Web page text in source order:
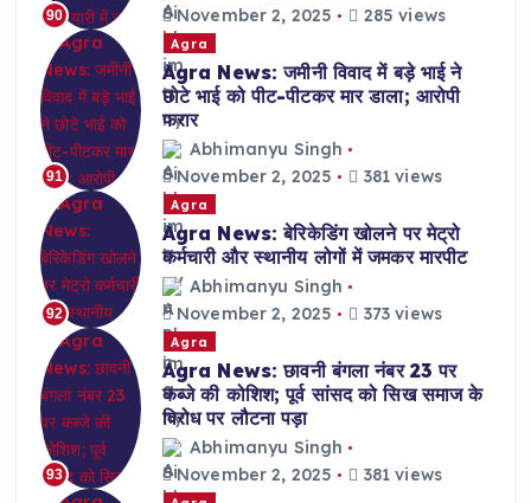
90
November 2, 2025
285 views
91
Agra
Agra News: जमीनी विवाद में बड़े भाई ने
छोटे भाई को पीट-पीटकर मार डाला; आरोपी
फरार
Abhimanyu Singh
November 2, 2025
381 views
92
Agra
Agra News: बेरिकेडिंग खोलने पर मेट्रो
कर्मचारी और स्थानीय लोगों में जमकर मारपीट
Abhimanyu Singh
November 2, 2025
373 views
93
Agra
Agra News: छावनी बंगला नंबर 23 पर
कब्जे की कोशिश; पूर्व सांसद को सिख समाज के
विरोध पर लौटना पड़ा
Abhimanyu Singh
November 2, 2025
381 views